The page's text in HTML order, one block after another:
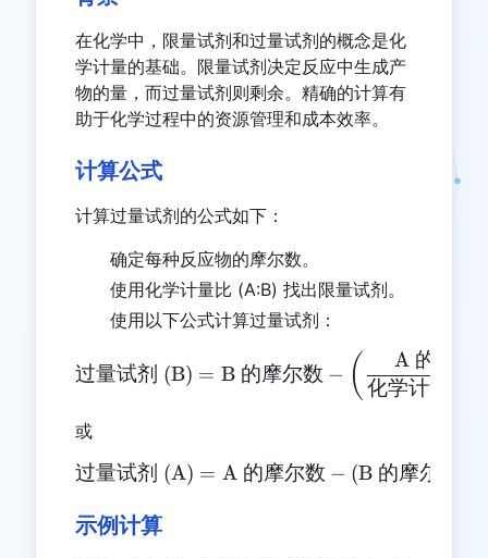
在化学中，限量试剂和过量试剂的概念是化
学计量的基础。限量试剂决定反应中生成产
物的量，而过量试剂则剩余。精确的计算有
助于化学过程中的资源管理和成本效率。
计算公式
计算过量试剂的公式如下：
确定每种反应物的摩尔数。
使用化学计量比 (A:B) 找出限量试剂。
使用以下公式计算过量试剂：
\text{过量试剂 (B)} =
过量试剂 (B) = B 的摩尔数 − ( 化学计量比
A 的摩尔
或
\text{过量试剂 (A)} =
过量试剂 (A) = A 的摩尔数 − (B 的摩尔数
示例计算